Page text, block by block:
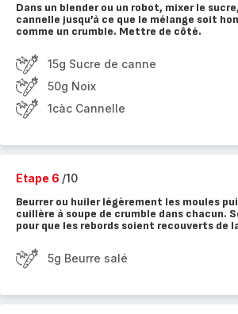
Dans un blender ou un robot, mixer le
cannelle jusqu’à ce que le mélange soit
comme un crumble. Mettre de côté.
15g Sucre de canne
50g Noix
1càc Cannelle
Etape 6 /10
Beurrer ou huiler légèrement les moules
cuillère à soupe de crumble dans chacun.
pour que les rebords soient recouverts de
5g Beurre salé